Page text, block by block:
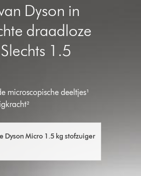
Dyson in
draadloze
1.5
microscopische deeltjes¹
Dyson Micro 1.5 kg stofzuiger